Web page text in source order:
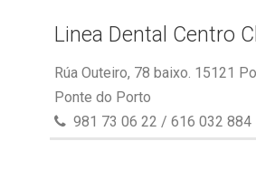
Linea Dental Centro
Rúa Outeiro, 78 baixo. 15121
Ponte do Porto
981 73 06 22 / 616 032 884